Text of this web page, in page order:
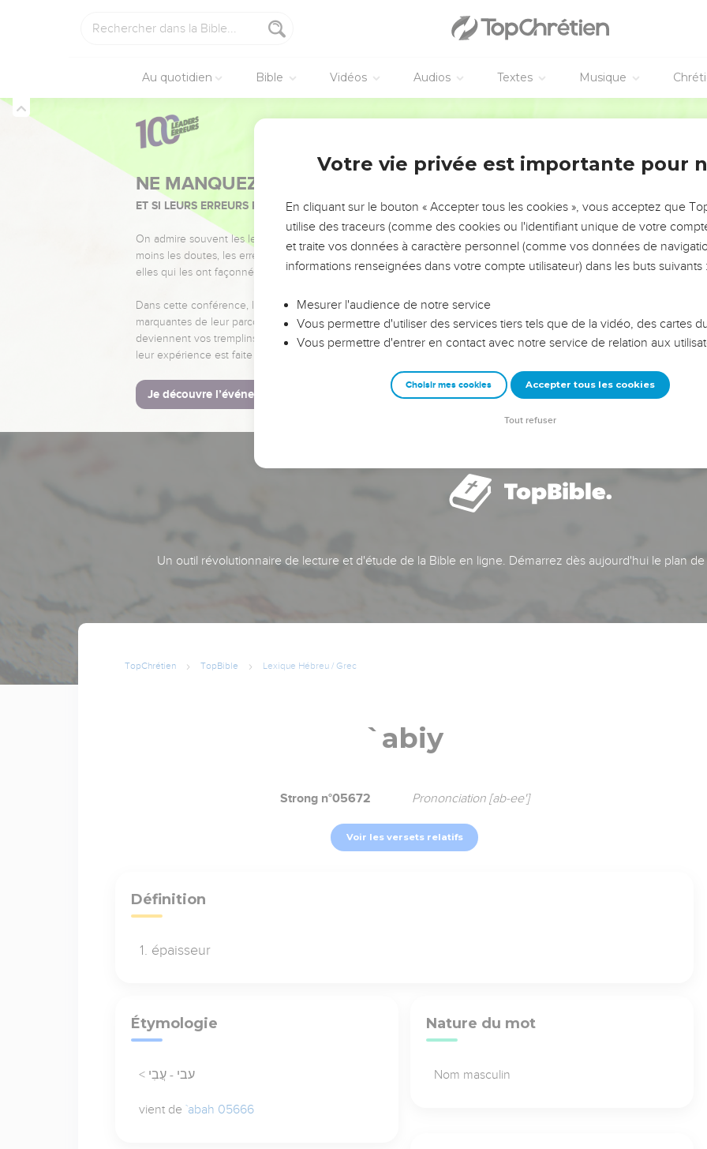
Au quotidien Bible Vidéos Audios Textes Musique
NE MANQUEZ PAS L’ÉVÉNEMENT DE L’ANNÉE !
ET SI LEURS ERREURS POUVAIENT VOUS ÉVITER LES VOTRES ?
On admire souvent les leaders pour leurs réussites, leur impact, leur foi ou leur vision. Mais on voit
moins les doutes, les erreurs et les saisons difficiles qu'ils ont traversés, alors même que ce sont
elles qui les ont façonnés.
Dans cette conférence, leaders, entrepreneurs, et responsables reviennent sur les erreurs
marquantes de leur parcours et les clés pour avancer avec plus de sagesse afin que leurs erreurs
deviennent vos tremplins. Que vous guidiez un ministère, une équipe, un groupe ou une famille,
leur expérience est faite pour vous.
Je découvre l’événement
Un outil révolutionnaire de lecture et d'étude de la Bible en ligne. Démarrez dès aujourd'hui le plan
TopChrétien TopBible Lexique Hébreu / Grec
`abiy
Strong n°05672 Prononciation [ab-ee']
Voir les versets relatifs
Définition
épaisseur
Étymologie
< עבי - עֲבִי
vient de `abah 05666
Nature du mot
Nom masculin
Votre vie privée est importante pour
En cliquant sur le bouton « Accepter tous les cookies », vous acceptez que
utilise des traceurs (comme des cookies ou l'identifiant unique de votre
et traite vos données à caractère personnel (comme vos données de
informations renseignées dans votre compte utilisateur) dans les buts suivants :
Mesurer l'audience de notre service
Vous permettre d'utiliser des services tiers tels que de la vidéo, des cartes
Vous permettre d'entrer en contact avec notre service de relation aux
Choisir mes cookies Accepter tous les cookies
Tout refuser